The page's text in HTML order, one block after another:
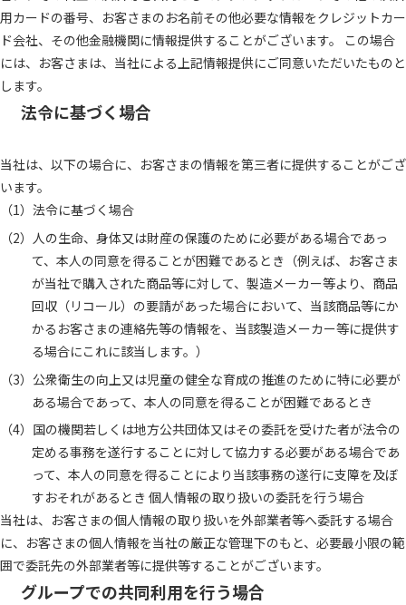
用カードの番号、お客さまのお名前その他必要な情報をクレジットカー
ド会社、その他金融機関に情報提供することがございます。 この場合
には、お客さまは、当社による上記情報提供にご同意いただいたものと
します。
法令に基づく場合
当社は、以下の場合に、お客さまの情報を第三者に提供することがござ
います。
法令に基づく場合
人の生命、身体又は財産の保護のために必要がある場合であっ
て、本人の同意を得ることが困難であるとき（例えば、お客さま
が当社で購入された商品等に対して、製造メーカー等より、商品
回収（リコール）の要請があった場合において、当該商品等にか
かるお客さまの連絡先等の情報を、当該製造メーカー等に提供す
る場合にこれに該当します。）
公衆衛生の向上又は児童の健全な育成の推進のために特に必要が
ある場合であって、本人の同意を得ることが困難であるとき
国の機関若しくは地方公共団体又はその委託を受けた者が法令の
定める事務を遂行することに対して協力する必要がある場合であ
って、本人の同意を得ることにより当該事務の遂行に支障を及ぼ
すおそれがあるとき 個人情報の取り扱いの委託を行う場合
当社は、お客さまの個人情報の取り扱いを外部業者等へ委託する場合
に、お客さまの個人情報を当社の厳正な管理下のもと、必要最小限の範
囲で委託先の外部業者等に提供等することがございます。
グループでの共同利用を行う場合